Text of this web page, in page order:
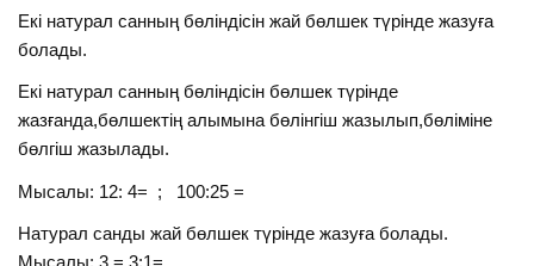
Екі натурал санның бөліндісін жай бөлшек түрінде жазуға
болады.
Екі натурал санның бөліндісін бөлшек түрінде
жазғанда,бөлшектің алымына бөлінгіш жазылып,бөліміне
бөлгіш жазылады.
Мысалы: 12: 4= ; 100:25 =
Натурал санды жай бөлшек түрінде жазуға болады.